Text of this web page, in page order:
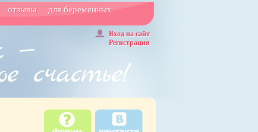
отзывы для беременных
Вход на сайт
Регистрация